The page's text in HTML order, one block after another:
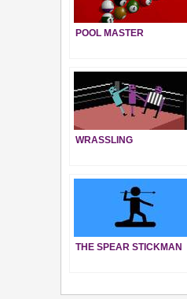
POOL MASTER
WRASSLING
THE SPEAR STICKMAN